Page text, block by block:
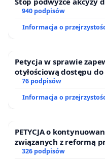
rezygnację z
publicznego
transport zbiorowy, w
Tego się nie da zrobić
go oprzeć o
międzynarodowej –
sąsiedzi Słowacy.
940 podpisów
Informacja o
Petycja w sprawie
otyłościową dostępu
oraz programów
76 podpisów
Informacja o
PETYCJA o
związanych z reformą
326 podpisów